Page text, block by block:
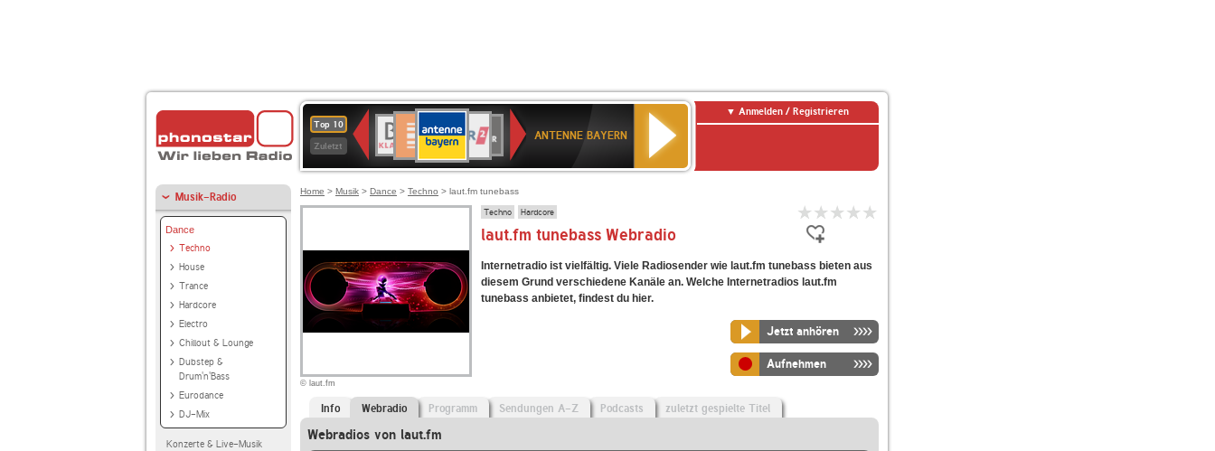
Top 10
Zuletzt
Deutschlandfunk
80er
90er
OLDIE
ANTENNE
SWR3
WDR
4
BR-
KLASSIK
Deutschlandfunk
KulturBAYERN
2
SWR
Kultur
NDR
2
ANTENNE BAYERN
Anmelden / Registrieren
Musik-Radio
Dance
Techno
House
Trance
Hardcore
Electro
Chillout & Lounge
Dubstep &
Drum'n'Bass
Eurodance
DJ-Mix
Konzerte & Live-Musik
Home > Musik > Dance > Techno > laut.fm tunebass
© laut.fm
Techno Hardcore
laut.fm tunebass Webradio
Internetradio ist vielfältig. Viele Radiosender wie laut.fm tunebass bieten aus
diesem Grund verschiedene Kanäle an. Welche Internetradios laut.fm
tunebass anbietet, findest du hier.
Jetzt anhören
Aufnehmen
Info Webradio Programm Sendungen A-Z Podcasts zuletzt gespielte Titel
Webradios von laut.fm